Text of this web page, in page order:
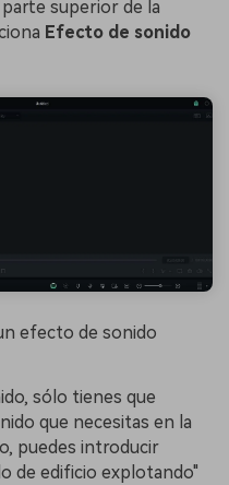
superior de la
Efecto de sonido
efecto de sonido
sólo tienes que
que necesitas en la
puedes introducir
de edificio explotando"